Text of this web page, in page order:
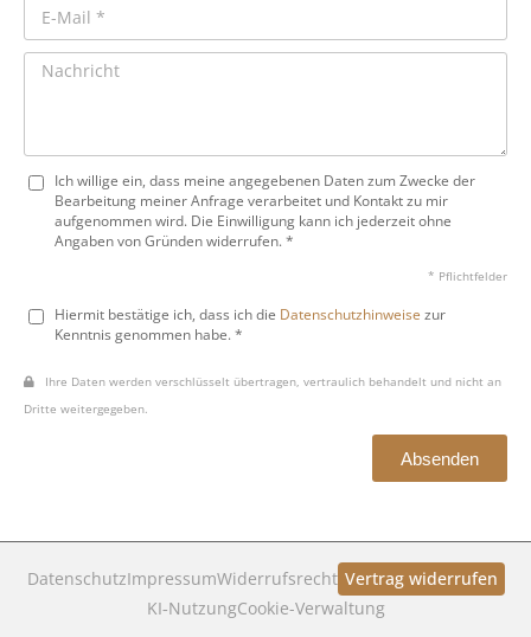
DatenschutzImpressumWiderrufsrecht Vertrag widerrufen
KI‑NutzungCookie-Verwaltung
Ich willige ein, dass meine angegebenen Daten zum Zwecke der
Bearbeitung meiner Anfrage verarbeitet und Kontakt zu mir
aufgenommen wird. Die Einwilligung kann ich jederzeit ohne
Angaben von Gründen widerrufen. *
* Pflichtfelder
Hiermit bestätige ich, dass ich die Datenschutzhinweise zur
Kenntnis genommen habe. *
Ihre Daten werden verschlüsselt übertragen, vertraulich behandelt und nicht an
Dritte weitergegeben.
Absenden